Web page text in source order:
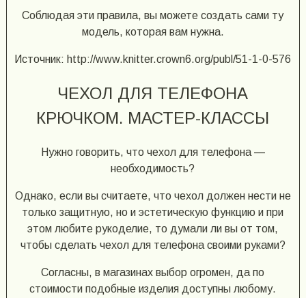
Соблюдая эти правила, вы можете создать сами ту
модель, которая вам нужна.
Источник: http://www.knitter.crown6.org/publ/51-1-0-576
ЧЕХОЛ ДЛЯ ТЕЛЕФОНА
КРЮЧКОМ. МАСТЕР-КЛАССЫ
Нужно говорить, что чехол для телефона —
необходимость?
Однако, если вы считаете, что чехол должен нести не
только защитную, но и эстетическую функцию и при
этом любите рукоделие, то думали ли вы от том,
чтобы сделать чехол для телефона своими руками?
Согласны, в магазинах выбор огромен, да по
стоимости подобные изделия доступны любому.